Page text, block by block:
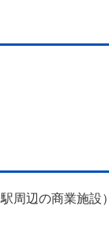
周辺の商業施設）